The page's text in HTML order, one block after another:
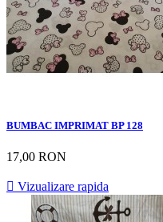
BUMBAC IMPRIMAT BP 128
17,00 RON
 Vizualizare rapida